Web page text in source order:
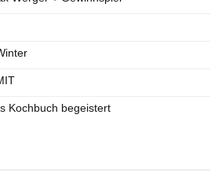
Kochbuch begeistert